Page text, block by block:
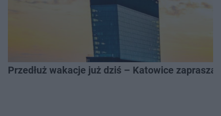
Przedłuż wakacje już dziś – Katowice